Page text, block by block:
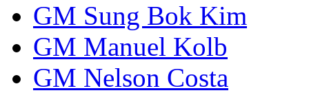
GM Sung Bok Kim
GM Manuel Kolb
GM Nelson Costa